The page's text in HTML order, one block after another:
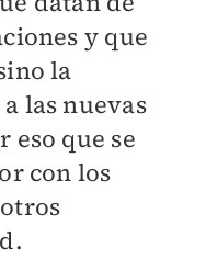
y que
la
las nuevas
eso que se
con los